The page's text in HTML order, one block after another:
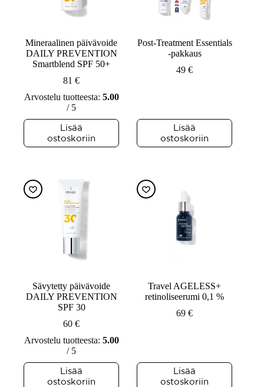
Mineraalinen päivävoide
DAILY PREVENTION
Smartblend SPF 50+
81€
Arvostelu tuotteesta: 5.00
/ 5
Lisää
ostoskoriin
Post-Treatment Essentials
-pakkaus
49€
Lisää
ostoskoriin
Sävytetty päivävoide
DAILY PREVENTION
SPF 30
60€
Arvostelu tuotteesta: 5.00
/ 5
Lisää
ostoskoriin
Travel AGELESS+
retinoliseerumi 0,1 %
69€
Lisää
ostoskoriin